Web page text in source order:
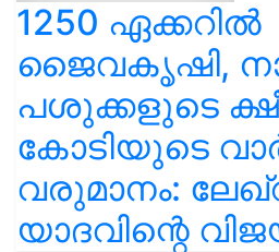
1250 ഏക്കറിൽ
ജൈവകൃഷി,
പശുക്കളുടെ
കോടിയുടെ
വരുമാനം:
യാദവിന്റെ